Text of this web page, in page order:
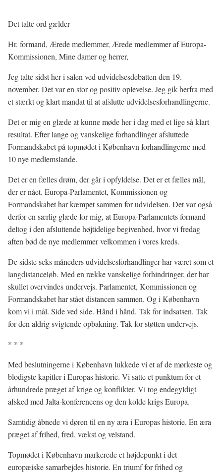
Det talte ord gælder
Hr. formand, Ærede medlemmer, Ærede medlemmer af Europa-
Kommissionen, Mine damer og herrer,
Jeg talte sidst her i salen ved udvidelsesdebatten den 19.
november. Det var en stor og positiv oplevelse. Jeg gik herfra med
et stærkt og klart mandat til at afslutte udvidelsesforhandlingerne.
Det er mig en glæde at kunne møde her i dag med et lige så klart
resultat. Efter lange og vanskelige forhandlinger afsluttede
Formandskabet på topmødet i København forhandlingerne med
10 nye medlemslande.
Det er en fælles drøm, der går i opfyldelse. Det er et fælles mål,
der er nået. Europa-Parlamentet, Kommissionen og
Formandskabet har kæmpet sammen for udvidelsen. Det var også
derfor en særlig glæde for mig, at Europa-Parlamentets formand
deltog i den afsluttende højtidelige begivenhed, hvor vi fredag
aften bød de nye medlemmer velkommen i vores kreds.
De sidste seks måneders udvidelsesforhandlinger har været som et
langdistanceløb. Med en række vanskelige forhindringer, der har
skullet overvindes undervejs. Parlamentet, Kommissionen og
Formandskabet har stået distancen sammen. Og i København
kom vi i mål. Side ved side. Hånd i hånd. Tak for indsatsen. Tak
for den aldrig svigtende opbakning. Tak for støtten undervejs.
* * *
Med beslutningerne i København lukkede vi et af de mørkeste og
blodigste kapitler i Europas historie. Vi satte et punktum for et
århundrede præget af krige og konflikter. Vi tog endegyldigt
afsked med Jalta-konferencens og den kolde krigs Europa.
Samtidig åbnede vi døren til en ny æra i Europas historie. En æra
præget af frihed, fred, vækst og velstand.
Topmødet i København markerede et højdepunkt i det
europæiske samarbejdes historie. En triumf for frihed og